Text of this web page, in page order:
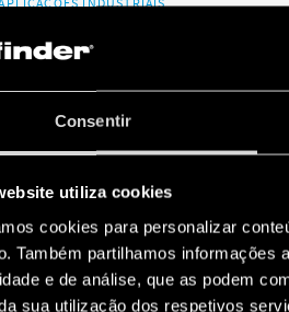
Consentir
utiliza cookies
cookies para personalizar
Também partilhamos
e de análise, que as podem
sua utilização dos respetivos
AtEx | Relè,
Por ocasião da nova Directiva Atex
actualizar as certificações
15, o primeiro relé Atex com 25
que exige a directiva Atex e como
Descobrir mais: http://